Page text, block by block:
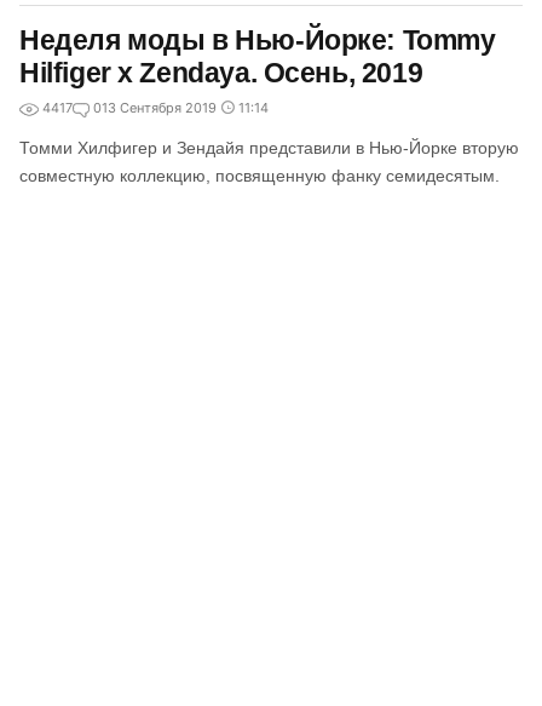
Неделя моды в Нью-Йорке: Tommy
Hilfiger x Zendaya. Осень, 2019
4417 013 Сентября 2019 11:14
Томми Хилфигер и Зендайя представили в Нью-Йорке вторую
совместную коллекцию, посвященную фанку семидесятым.